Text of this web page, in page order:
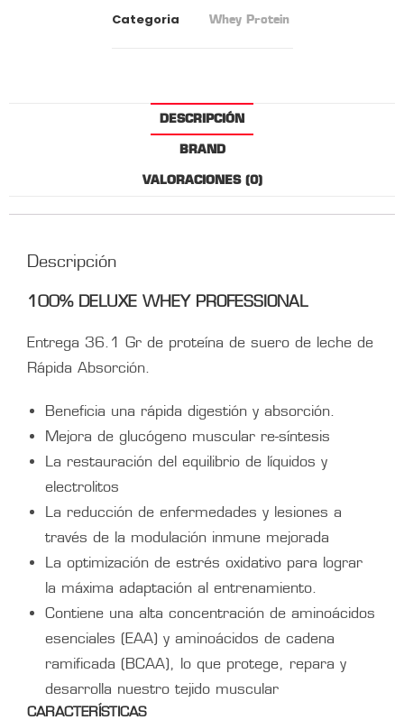
Categoria
Whey Protein
DESCRIPCIÓN
BRAND
VALORACIONES (0)
Descripción
100% DELUXE WHEY PROFESSIONAL
Entrega 36.1 Gr de proteína de suero de leche de
Rápida Absorción.
Beneficia una rápida digestión y absorción.
Mejora de glucógeno muscular re-síntesis
La restauración del equilibrio de líquidos y
electrolitos
La reducción de enfermedades y lesiones a
través de la modulación inmune mejorada
La optimización de estrés oxidativo para lograr
la máxima adaptación al entrenamiento.
Contiene una alta concentración de aminoácidos
esenciales (EAA) y aminoácidos de cadena
ramificada (BCAA), lo que protege, repara y
desarrolla nuestro tejido muscular
CARACTERÍSTICAS